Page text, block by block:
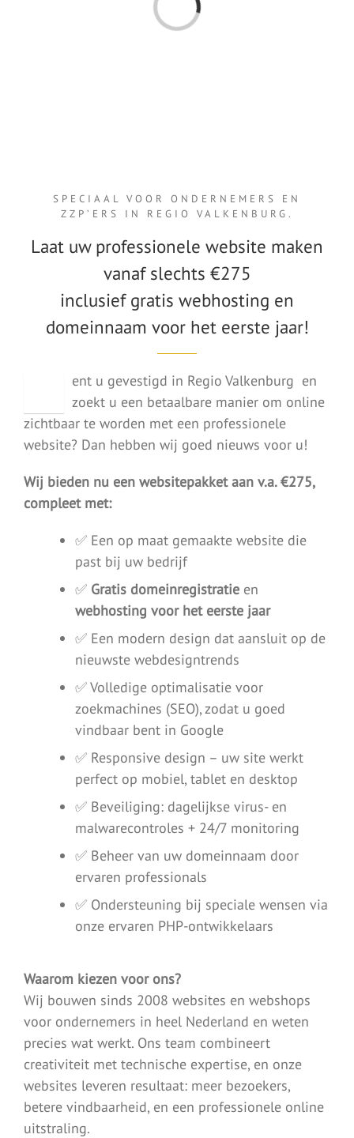
SPECIAAL VOOR ONDERNEMERS EN
ZZP’ERS IN REGIO VALKENBURG.
Laat uw professionele website maken
vanaf slechts €275
inclusief gratis webhosting en
domeinnaam voor het eerste jaar!
ent u gevestigd in Regio Valkenburg en
zoekt u een betaalbare manier om online
zichtbaar te worden met een professionele
website? Dan hebben wij goed nieuws voor u!
Wij bieden nu een websitepakket aan v.a. €275,
compleet met:
✅ Een op maat gemaakte website die
past bij uw bedrijf
✅ Gratis domeinregistratie en
webhosting voor het eerste jaar
✅ Een modern design dat aansluit op de
nieuwste webdesigntrends
✅ Volledige optimalisatie voor
zoekmachines (SEO), zodat u goed
vindbaar bent in Google
✅ Responsive design – uw site werkt
perfect op mobiel, tablet en desktop
✅ Beveiliging: dagelijkse virus- en
malwarecontroles + 24/7 monitoring
✅ Beheer van uw domeinnaam door
ervaren professionals
✅ Ondersteuning bij speciale wensen via
onze ervaren PHP-ontwikkelaars
Waarom kiezen voor ons?
Wij bouwen sinds 2008 websites en webshops
voor ondernemers in heel Nederland en weten
precies wat werkt. Ons team combineert
creativiteit met technische expertise, en onze
websites leveren resultaat: meer bezoekers,
betere vindbaarheid, en een professionele online
uitstraling.